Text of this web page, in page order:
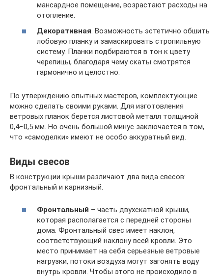
мансардное помещение, возрастают расходы на
отопление.
Декоративная . Возможность эстетично обшить
лобовую планку и замаскировать стропильную
систему. Планки подбираются в тон к цвету
черепицы, благодаря чему скаты смотрятся
гармонично и целостно.
По утверждению опытных мастеров, комплектующие
можно сделать своими руками. Для изготовления
ветровых планок берется листовой металл толщиной
0,4−0,5 мм. Но очень большой минус заключается в том,
что «самоделки» имеют не особо аккуратный вид.
Виды свесов
В конструкции крыши различают два вида свесов:
фронтальный и карнизный.
Фронтальный – часть двухскатной крыши,
которая располагается с передней стороны
дома. Фронтальный свес имеет наклон,
соответствующий наклону всей кровли. Это
место принимает на себя серьезные ветровые
нагрузки, потоки воздуха могут загонять воду
внутрь кровли. Чтобы этого не происходило в